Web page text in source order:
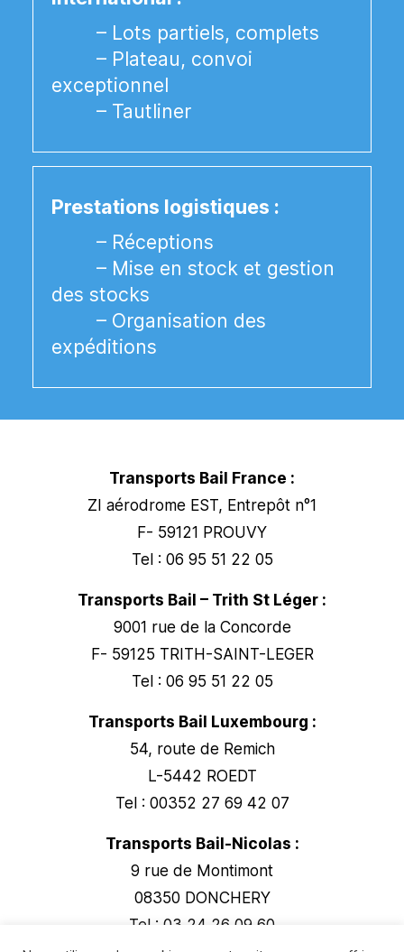
– Lots partiels, complets
– Plateau, convoi
exceptionnel
– Tautliner
Prestations logistiques :
– Réceptions
– Mise en stock et gestion
des stocks
– Organisation des
expéditions
Transports Bail France :
ZI aérodrome EST, Entrepôt n°1
F- 59121 PROUVY
Tel : 06 95 51 22 05
Transports Bail – Trith St Léger :
9001 rue de la Concorde
F- 59125 TRITH-SAINT-LEGER
Tel : 06 95 51 22 05
Transports Bail Luxembourg :
54, route de Remich
L-5442 ROEDT
Tel : 00352 27 69 42 07
Transports Bail-Nicolas :
9 rue de Montimont
08350 DONCHERY
Tel : 03 24 26 09 60